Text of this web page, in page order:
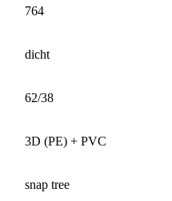
764
dicht
62/38
3D (PE) + PVC
snap tree